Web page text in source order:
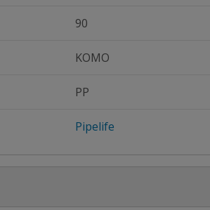
90
KOMO
PP
Pipelife